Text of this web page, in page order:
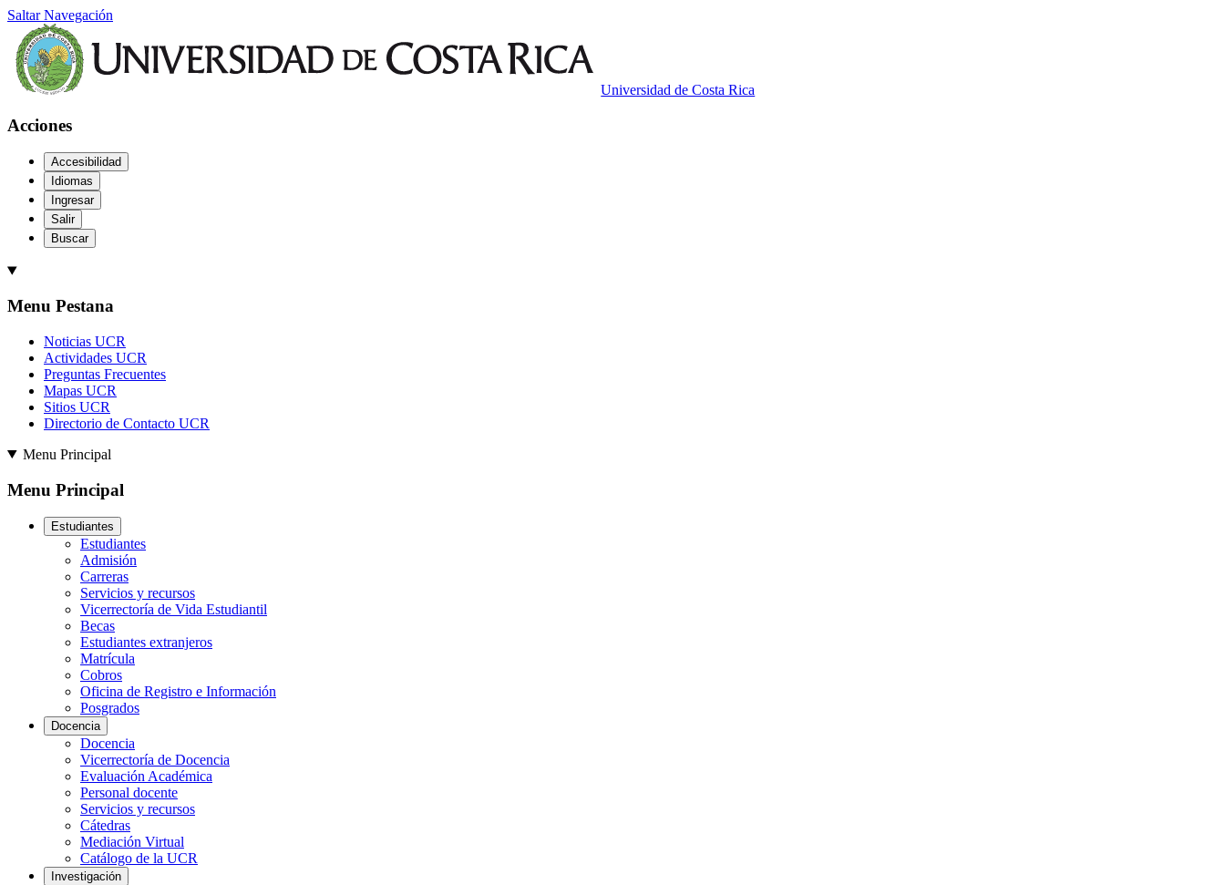
Saltar Navegación
Universidad de Costa Rica
Acciones
Accesibilidad
Idiomas
Ingresar
Salir
Buscar
Menu Pestana
Noticias UCR
Actividades UCR
Preguntas Frecuentes
Mapas UCR
Sitios UCR
Directorio de Contacto UCR
Menu Principal
Menu Principal
Estudiantes
Estudiantes
Admisión
Carreras
Servicios y recursos
Vicerrectoría de Vida Estudiantil
Becas
Estudiantes extranjeros
Matrícula
Cobros
Oficina de Registro e Información
Posgrados
Docencia
Docencia
Vicerrectoría de Docencia
Evaluación Académica
Personal docente
Servicios y recursos
Cátedras
Mediación Virtual
Catálogo de la UCR
Investigación